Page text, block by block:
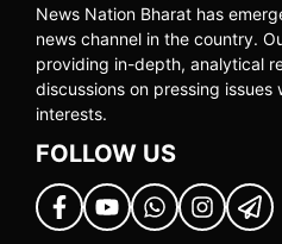
News Nation Bharat has
news channel in the country.
providing in-depth, analytical
discussions on pressing
interests.
FOLLOW US